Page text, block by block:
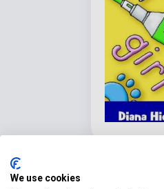
We use cookies